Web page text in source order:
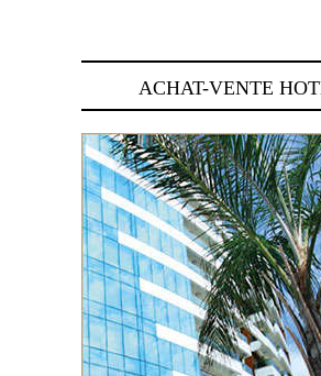
ACHAT-VENTE